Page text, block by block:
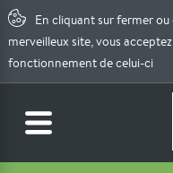
En cliquant sur fermer
merveilleux site, vous
fonctionnement de celui-ci